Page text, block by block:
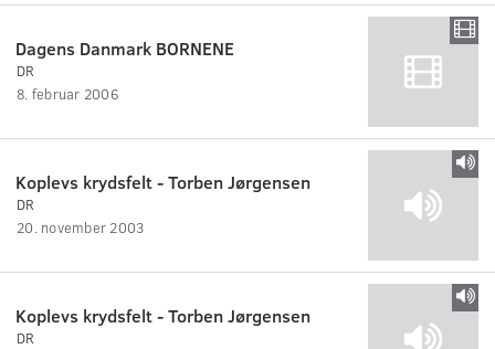
Dagens Danmark BORNENE
DR
8. februar 2006
Koplevs krydsfelt - Torben Jørgensen
DR
20. november 2003
Koplevs krydsfelt - Torben Jørgensen
DR